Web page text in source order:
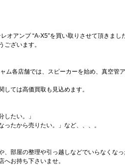
オアンプ “A-X5″を買い取りさせて頂きまし
ございます。
ム各店舗では、スピーカーを始め、真空管
しては高価買取も見込めます。
したい。」
ったから売りたい。」など、、、。
、部屋の整理や引っ越しなどでいらなくな
へお持ち下さいませ。